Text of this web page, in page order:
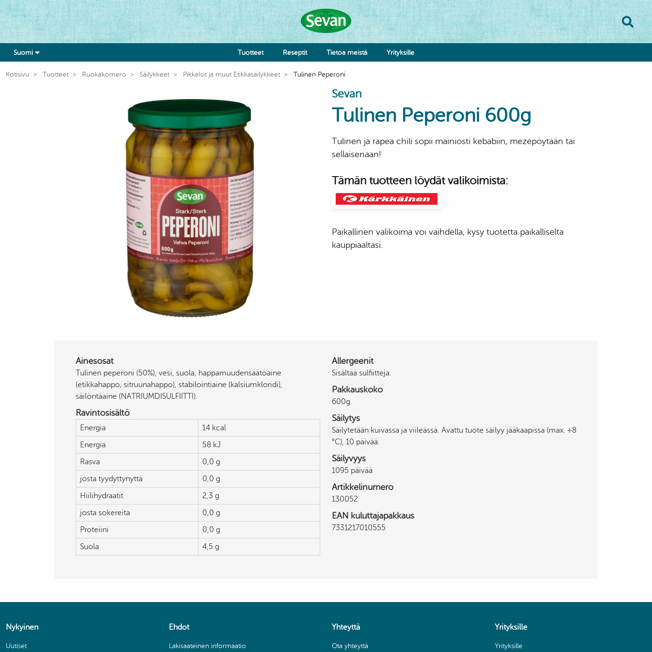
Suomi Tuotteet
Tahnat
Juustot & Meijerituotteet
Maustaminen
Taikinat
Vihannekset
Falafel & Burgerit
Pavut & Linssit
Siemenet
Mausteet ja Maustaminen
Pasta
Riisi
Bulgur ja hiutaleet
Säilykkeet
Makeat & Leivonta
Reseptit Tietoa meistä
Kuluttajapalvelu
Reklamaatiolomake
Yrityksille
Kotisivu Tuotteet Ruokakomero Säilykkeet Pikkelsit ja muut Etikkasäilykkeet Tulinen Peperoni
Sevan
Tulinen Peperoni 600g
Tulinen ja rapea chili sopii mainiosti kebabiin, mezepöytään tai
sellaisenaan!
Tämän tuotteen löydät valikoimista:
Paikallinen valikoima voi vaihdella, kysy tuotetta paikalliselta
kauppiaaltasi.
Ainesosat
Tulinen peperoni (50%), vesi, suola, happamuudensäätöaine
(etikkahappo, sitruunahappo), stabilointiaine (kalsiumkloridi),
säilöntäaine (NATRIUMDISULFIITTI).
Ravintosisältö
Energia
14 kcal
Energia
58 kJ
Rasva
0,0 g
josta tyydyttynyttä
0,0 g
Hiilihydraatit
2,3 g
josta sokereita
0,0 g
Proteiini
0,0 g
Suola
4,5 g
Allergeenit
Sisältää sulfiitteja.
Pakkauskoko
600g
Säilytys
Säilytetään kuivassa ja viileässä. Avattu tuote säilyy jääkaapissa (max. +8
°C), 10 päivää.
Säilyvyys
1095 päivää
Artikkelinumero
130052
EAN kuluttajapakkaus
7331217010555
Nykyinen
Uutiset
Ehdot
Lakisaateinen informaatio
Yhteyttä
Ota yhteyttä
Yrityksille
Yrityksille